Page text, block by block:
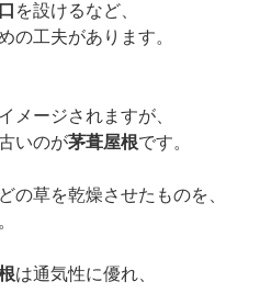
を設けるなど、
の工夫があります。
メージされますが、
いのが茅葺屋根です。
の草を乾燥させたものを、
は通気性に優れ、